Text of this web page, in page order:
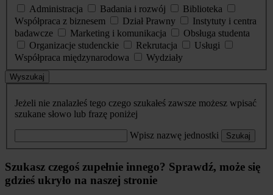
Administracja
Badania i rozwój
Biblioteka
Współpraca z biznesem
Dział Prawny
Instytuty i centra
badawcze
Marketing i komunikacja
Obsługa studenta
Organizacje studenckie
Rekrutacja
Usługi
Współpraca międzynarodowa
Wydziały
Wyszukaj
Jeżeli nie znalazłeś tego czego szukałeś zawsze możesz wpisać
szukane słowo lub frazę poniżej
Wpisz nazwę jednostki Szukaj
Szukasz czegoś zupełnie innego? Sprawdź, może się
gdzieś ukryło na naszej stronie